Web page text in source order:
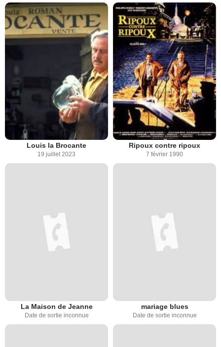
Louis la Brocante
19 juillet 2023
Ripoux contre ripoux
7 février 1990
La Maison de Jeanne
Date de sortie inconnue
mariage blues
Date de sortie inconnue